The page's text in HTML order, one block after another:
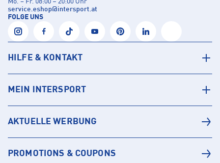
Mo. – Fr. 08:00 – 20:00 Uhr
service.eshop@intersport.at
FOLGE UNS
HILFE & KONTAKT
MEIN INTERSPORT
AKTUELLE WERBUNG
PROMOTIONS & COUPONS